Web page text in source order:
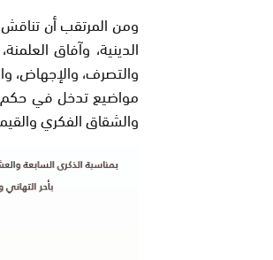
ومن المرتقب أن تناقش
الدينية، وآفاق
والتصرف، والإجهاض،
مواضيع تدخل في حكم
والشقاق الفكري